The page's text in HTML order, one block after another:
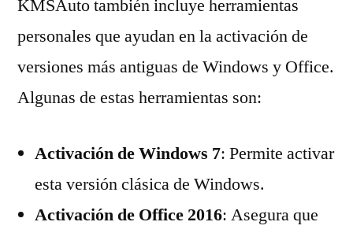
KMSAuto también incluye herramientas
personales que ayudan en la activación de
versiones más antiguas de Windows y Office.
Algunas de estas herramientas son:
Activación de Windows 7: Permite activar
esta versión clásica de Windows.
Activación de Office 2016: Asegura que